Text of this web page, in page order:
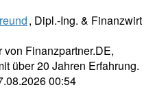
, Dipl.-Ing. & Finanzwirt
von Finanzpartner.DE,
über 20 Jahren Erfahrung.
00:54